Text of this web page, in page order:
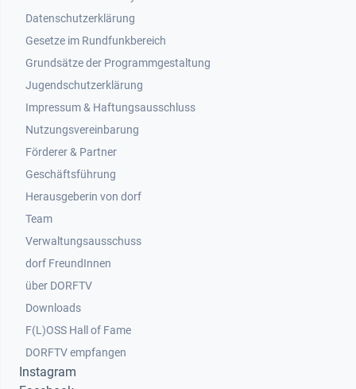
Datenschutzerklärung
Gesetze im Rundfunkbereich
Grundsätze der Programmgestaltung
Jugendschutzerklärung
Impressum & Haftungsausschluss
Nutzungsvereinbarung
Footer 2
Förderer & Partner
Geschäftsführung
Herausgeberin von dorf
Team
Verwaltungsausschuss
dorf FreundInnen
Footer 3
über DORFTV
Downloads
F(L)OSS Hall of Fame
Footer 4
DORFTV empfangen
Instagram